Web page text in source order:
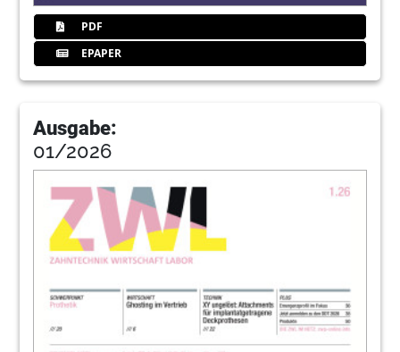
NSK Europe GmbH
PDF
EPAPER
Ausgabe:
01/2026